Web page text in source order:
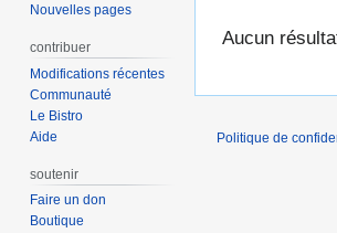
Aucun
Nouvelles pages
contribuer
Modifications récentes
Communauté
Le Bistro
Aide
soutenir
Faire un don
Boutique
Politique de